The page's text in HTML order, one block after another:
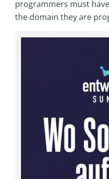
programmers must
the domain they are